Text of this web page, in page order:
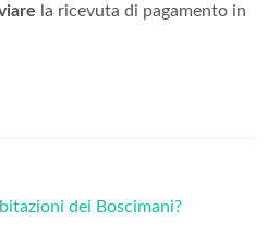
la ricevuta di pagamento in
dei Boscimani?